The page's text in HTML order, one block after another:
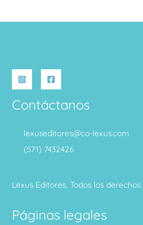
Contáctanos
lexuseditores@co-lexus.com
(571) 7432426
Lexus Editores, Todos los
Páginas legales